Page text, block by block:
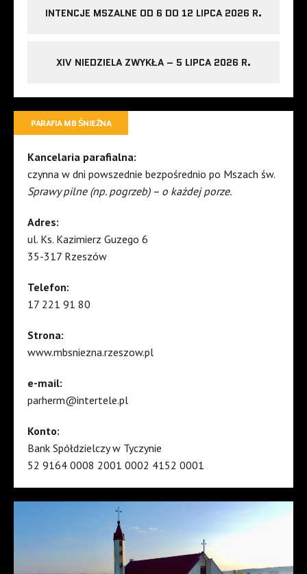
INTENCJE MSZALNE OD 6 DO 12 LIPCA 2026 R.
XIV NIEDZIELA ZWYKŁA – 5 LIPCA 2026 R.
PARAFIA MB ŚNIEŻNA
Kancelaria parafialna:
czynna w dni powszednie bezpośrednio po Mszach św.
Sprawy pilne (np. pogrzeb) – o każdej porze.
Adres:
ul. Ks. Kazimierz Guzego 6
35-317 Rzeszów
Telefon:
17 221 91 80
Strona:
www.mbsniezna.rzeszow.pl
e-mail:
parherm@intertele.pl
Konto:
Bank Spółdzielczy w Tyczynie
52 9164 0008 2001 0002 4152 0001